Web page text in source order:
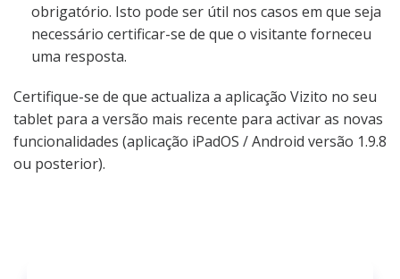
obrigatório. Isto pode ser útil nos casos em que seja
necessário certificar-se de que o visitante forneceu
uma resposta.
Certifique-se de que actualiza a aplicação Vizito no seu
tablet para a versão mais recente para activar as novas
funcionalidades (aplicação iPadOS / Android versão 1.9.8
ou posterior).